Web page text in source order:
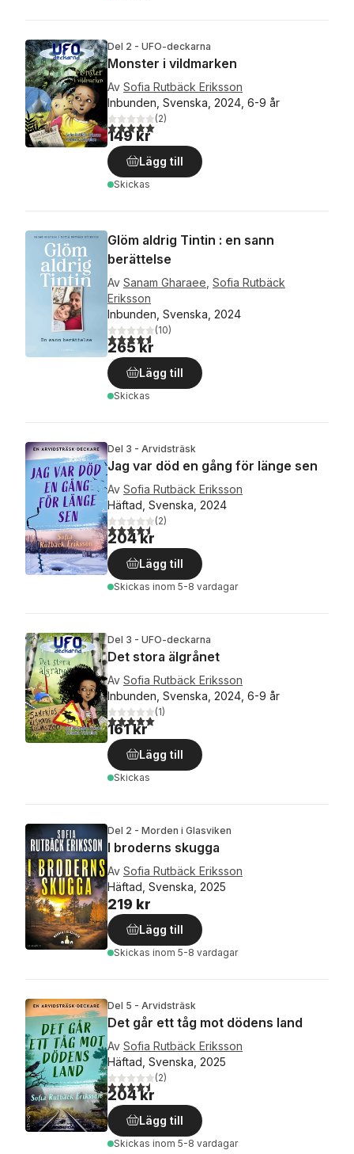
Del 2 - UFO-deckarna
Monster i vildmarken
Av Sofia Rutbäck Eriksson
Inbunden, Svenska, 2024, 6-9 år
5,0utav 5 stjärnor. Totalt antal röster:
(2)
149 kr
Lägg till
Skickas
Glöm aldrig Tintin : en sann
berättelse
Av Sanam Gharaee Sofia Rutbäck
Eriksson
Inbunden, Svenska, 2024
4,6utav 5 stjärnor. Totalt antal röster:
(10)
265 kr
Lägg till
Skickas
Del 3 - Arvidsträsk
Jag var död en gång för länge sen
Av Sofia Rutbäck Eriksson
Häftad, Svenska, 2024
4,5utav 5 stjärnor. Totalt antal röster:
(2)
204 kr
Lägg till
Skickas inom 5-8 vardagar
Del 3 - UFO-deckarna
Det stora älgrånet
Av Sofia Rutbäck Eriksson
Inbunden, Svenska, 2024, 6-9 år
5,0utav 5 stjärnor. Totalt antal röster:
(1)
161 kr
Lägg till
Skickas
Del 2 - Morden i Glasviken
I broderns skugga
Av Sofia Rutbäck Eriksson
Häftad, Svenska, 2025
219 kr
Lägg till
Skickas inom 5-8 vardagar
Del 5 - Arvidsträsk
Det går ett tåg mot dödens land
Av Sofia Rutbäck Eriksson
Häftad, Svenska, 2025
4,5utav 5 stjärnor. Totalt antal röster:
(2)
204 kr
Lägg till
Skickas inom 5-8 vardagar